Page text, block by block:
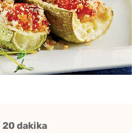
20 dakika